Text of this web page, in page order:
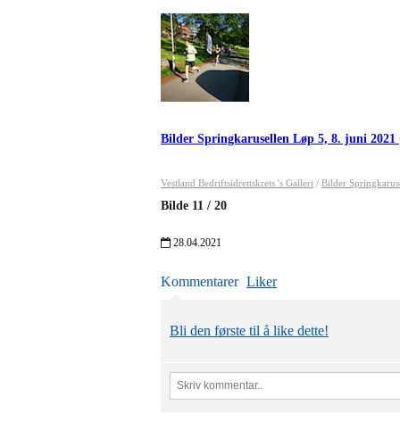
Bilder Springkarusellen Løp 5, 8. juni 2021
Vestland Bedriftsidrettskrets 's Galleri / Bilder
Bilde 11 / 20
28.04.2021
Kommentarer Liker
Bli den første til å like dette!